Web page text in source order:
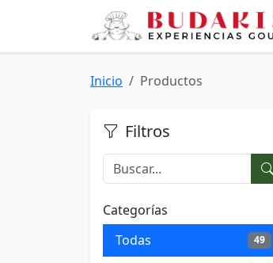
Inicio Productos
Filtros
Categorías
Todas
49